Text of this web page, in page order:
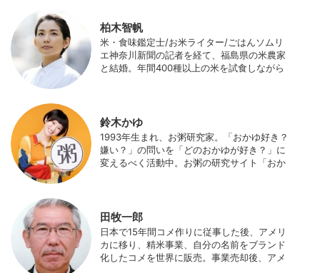
柏木智帆
米・食味鑑定士/お米ライター/ごはんソムリ
エ神奈川新聞の記者を経て、福島県の米農家
と結婚。年間400種以上の米を試食しながら
食事やお弁当づくりを通して、食育にも目を
向けている。プロフィール写真 ©杉山晃造
鈴木かゆ
1993年生まれ、お粥研究家。「おかゆ好き？
嫌い？」の問いを「どのおかゆが好き？」に
変えるべく活動中。お粥の研究サイト「おか
田牧一郎
日本で15年間コメ作りに従事した後、アメリ
カに移り、精米事業、自分の名前をブランド
化したコメを世界に販売。事業売却後、アメ